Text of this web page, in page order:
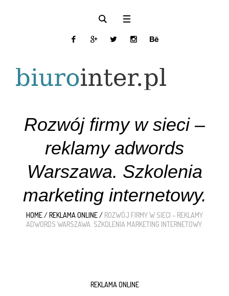
Rozwój firmy w sieci –
reklamy adwords
Warszawa. Szkolenia
marketing internetowy.
HOME/REKLAMA ONLINE/ ROZWÓJ FIRMY W SIECI – REKLAMY
ADWORDS WARSZAWA. SZKOLENIA MARKETING INTERNETOWY.
REKLAMA ONLINE